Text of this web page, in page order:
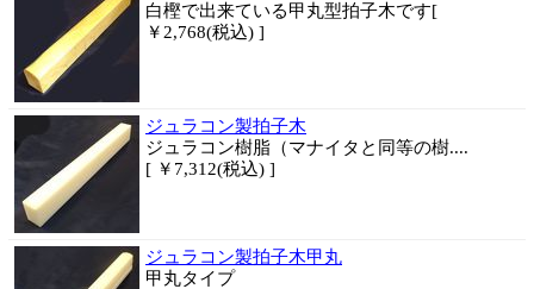
白樫で出来ている甲丸型拍子木です[
￥2,768(税込) ]
ジュラコン製拍子木
ジュラコン樹脂（マナイタと同等の樹....
[ ￥7,312(税込) ]
ジュラコン製拍子木甲丸
甲丸タイプ